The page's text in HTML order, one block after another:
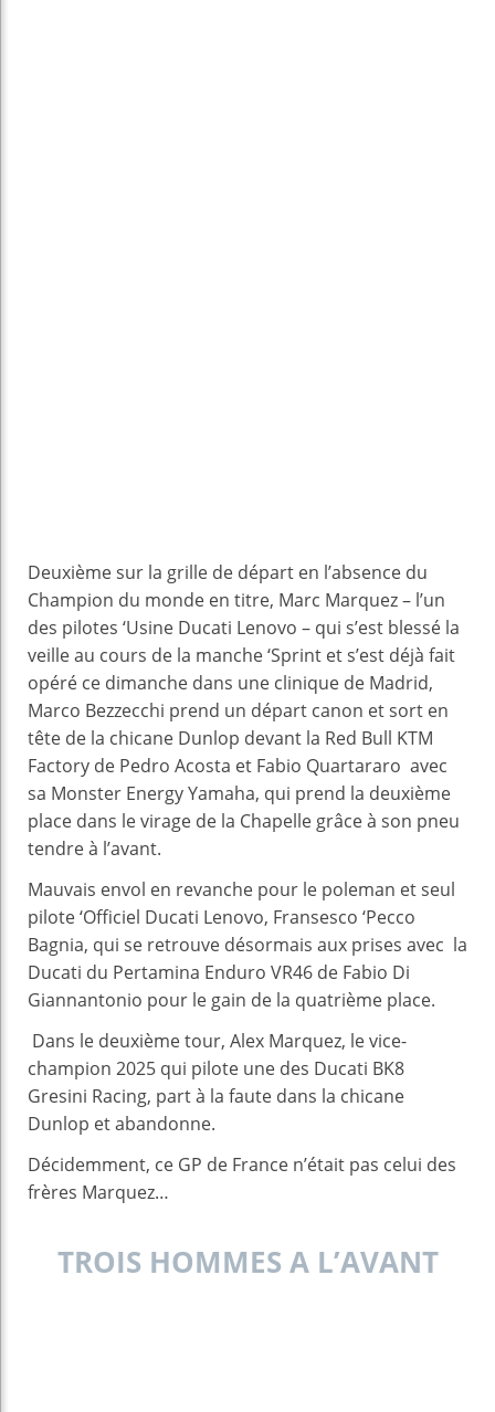
Deuxième sur la grille de départ en l’absence du
Champion du monde en titre, Marc Marquez – l’un
des pilotes ‘Usine Ducati Lenovo – qui s’est blessé la
veille au cours de la manche ‘Sprint et s’est déjà fait
opéré ce dimanche dans une clinique de Madrid,
Marco Bezzecchi prend un départ canon et sort en
tête de la chicane Dunlop devant la Red Bull KTM
Factory de Pedro Acosta et Fabio Quartararo avec
sa Monster Energy Yamaha, qui prend la deuxième
place dans le virage de la Chapelle grâce à son pneu
tendre à l’avant.
Mauvais envol en revanche pour le poleman et seul
pilote ‘Officiel Ducati Lenovo, Fransesco ‘Pecco
Bagnia, qui se retrouve désormais aux prises avec la
Ducati du Pertamina Enduro VR46 de Fabio Di
Giannantonio pour le gain de la quatrième place.
Dans le deuxième tour, Alex Marquez, le vice-
champion 2025 qui pilote une des Ducati BK8
Gresini Racing, part à la faute dans la chicane
Dunlop et abandonne.
Décidemment, ce GP de France n’était pas celui des
frères Marquez…
TROIS HOMMES A L’AVANT